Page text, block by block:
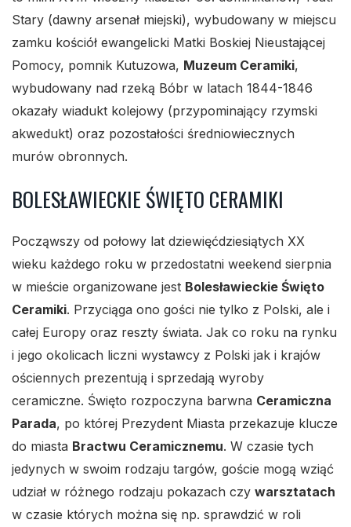
Stary (dawny arsenał miejski), wybudowany w miejscu
zamku kościół ewangelicki Matki Boskiej Nieustającej
Pomocy, pomnik Kutuzowa, Muzeum Ceramiki,
wybudowany nad rzeką Bóbr w latach 1844-1846
okazały wiadukt kolejowy (przypominający rzymski
akwedukt) oraz pozostałości średniowiecznych
murów obronnych.
BOLESŁAWIECKIE ŚWIĘTO CERAMIKI
Począwszy od połowy lat dziewięćdziesiątych XX
wieku każdego roku w przedostatni weekend sierpnia
w mieście organizowane jest Bolesławieckie Święto
Ceramiki. Przyciąga ono gości nie tylko z Polski, ale i
całej Europy oraz reszty świata. Jak co roku na rynku
i jego okolicach liczni wystawcy z Polski jak i krajów
ościennych prezentują i sprzedają wyroby
ceramiczne. Święto rozpoczyna barwna Ceramiczna
Parada, po której Prezydent Miasta przekazuje klucze
do miasta Bractwu Ceramicznemu. W czasie tych
jedynych w swoim rodzaju targów, goście mogą wziąć
udział w różnego rodzaju pokazach czy warsztatach
w czasie których można się np. sprawdzić w roli